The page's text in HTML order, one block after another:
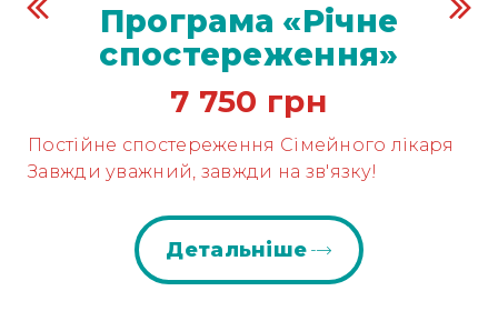
Програма «Річне
спостереження»
7 750 грн
Постійне спостереження Сімейного лікаря
Завжди уважний, завжди на зв'язку!
детальніше